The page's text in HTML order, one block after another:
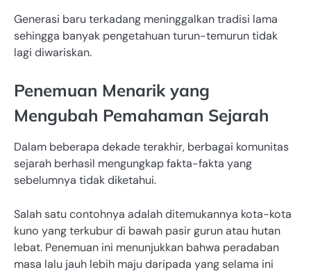
Generasi baru terkadang meninggalkan tradisi lama
sehingga banyak pengetahuan turun-temurun tidak
lagi diwariskan.
Penemuan Menarik yang
Mengubah Pemahaman Sejarah
Dalam beberapa dekade terakhir, berbagai komunitas
sejarah berhasil mengungkap fakta-fakta yang
sebelumnya tidak diketahui.
Salah satu contohnya adalah ditemukannya kota-kota
kuno yang terkubur di bawah pasir gurun atau hutan
lebat. Penemuan ini menunjukkan bahwa peradaban
masa lalu jauh lebih maju daripada yang selama ini